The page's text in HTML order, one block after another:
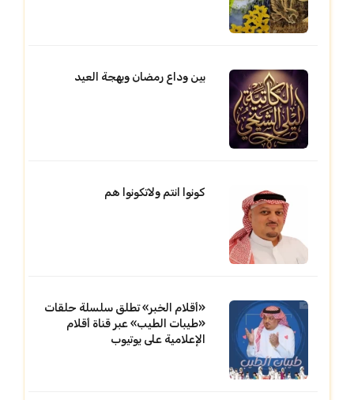
بين وداع رمضان وبهجة العيد
كونوا انتم ولاتكونوا هم
«أقلام الخبر» تطلق سلسلة حلقات
«طيبات الطيب» عبر قناة أقلام
الإعلامية على يوتيوب